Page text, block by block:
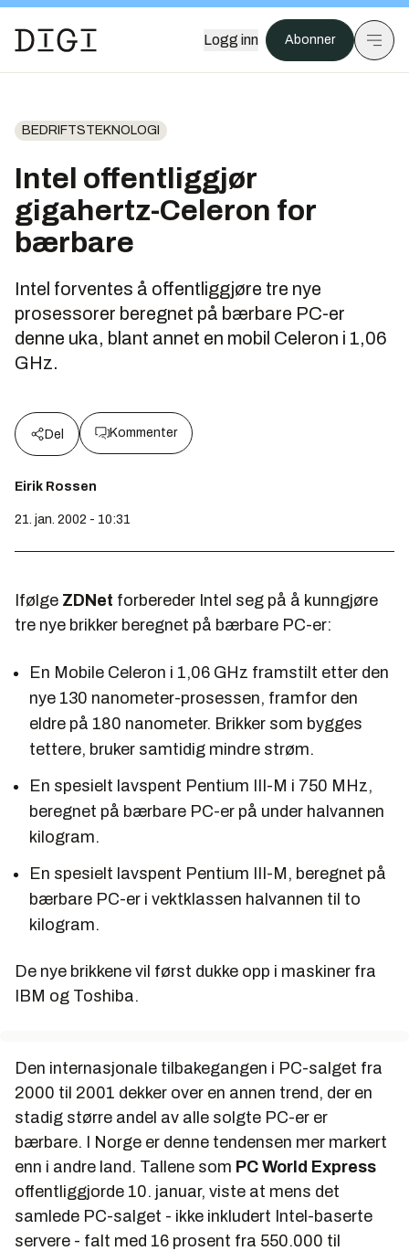
Logg inn Abonner
BEDRIFTSTEKNOLOGI
Intel offentliggjør
gigahertz-Celeron for
bærbare
Intel forventes å offentliggjøre tre nye
prosessorer beregnet på bærbare PC-er
denne uka, blant annet en mobil Celeron i 1,06
GHz.
Del Kommenter
Eirik Rossen
21. jan. 2002 - 10:31
Ifølge ZDNet forbereder Intel seg på å kunngjøre
tre nye brikker beregnet på bærbare PC-er:
En Mobile Celeron i 1,06 GHz framstilt etter den
nye 130 nanometer-prosessen, framfor den
eldre på 180 nanometer. Brikker som bygges
tettere, bruker samtidig mindre strøm.
En spesielt lavspent Pentium III-M i 750 MHz,
beregnet på bærbare PC-er på under halvannen
kilogram.
En spesielt lavspent Pentium III-M, beregnet på
bærbare PC-er i vektklassen halvannen til to
kilogram.
De nye brikkene vil først dukke opp i maskiner fra
IBM og Toshiba.
Den internasjonale tilbakegangen i PC-salget fra
2000 til 2001 dekker over en annen trend, der en
stadig større andel av alle solgte PC-er er
bærbare. I Norge er denne tendensen mer markert
enn i andre land. Tallene som PC World Express
offentliggjorde 10. januar, viste at mens det
samlede PC-salget - ikke inkludert Intel-baserte
servere - falt med 16 prosent fra 550.000 til